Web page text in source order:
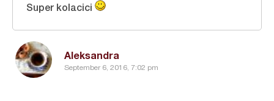
Aleksandra
September 6, 2016, 7:02 pm
Super kolacici